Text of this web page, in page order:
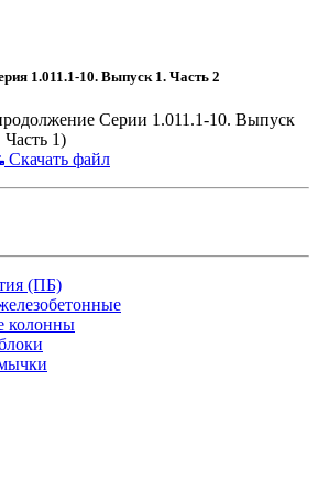
1.011.1-10. Выпуск 1. Часть 2
Серии 1.011.1-10. Выпуск
Часть 1)
Скачать файл
(ПБ)
колонны